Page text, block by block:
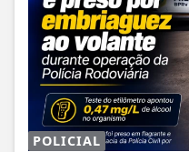
POLICIAL